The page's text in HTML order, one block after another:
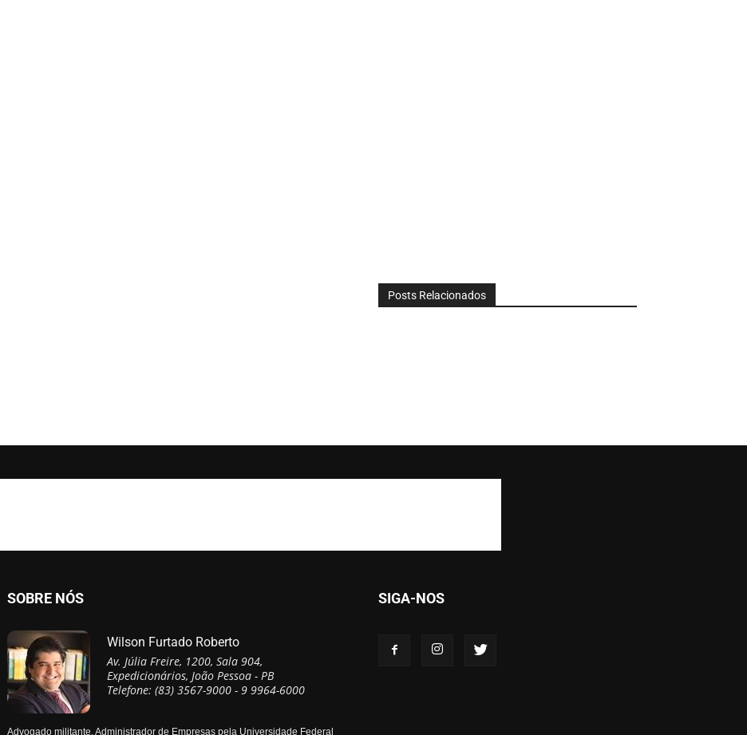
Posts Relacionados
SOBRE NÓS
Wilson Furtado Roberto
Av. Júlia Freire, 1200, Sala 904,
Expedicionários, João Pessoa - PB
Telefone: (83) 3567-9000 - 9 9964-6000
Advogado militante, Administrador de Empresas pela Universidade Federal
SIGA-NOS